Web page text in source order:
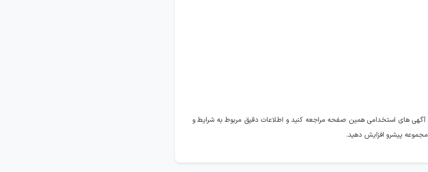
های استخدامی همین صفحه مراجعه کنید و اطلاعات دقیق مربوط به شرایط و
پیشرو افزایش دهید.